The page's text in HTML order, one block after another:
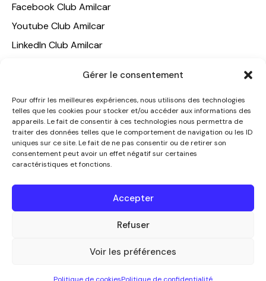
Gérer le consentement
Pour offrir les meilleures expériences, nous utilisons des technologies
telles que les cookies pour stocker et/ou accéder aux informations des
appareils. Le fait de consentir à ces technologies nous permettra de
traiter des données telles que le comportement de navigation ou les ID
uniques sur ce site. Le fait de ne pas consentir ou de retirer son
consentement peut avoir un effet négatif sur certaines
caractéristiques et fonctions.
Accepter
Refuser
Voir les préférences
Facebook Club Amilcar
Youtube Club Amilcar
LinkedIn Club Amilcar
NOTRE GROUPE
ACCUEIL
AMILCAR TRAVEL CLUB
CLUB AMILCAR, Club d'affaires international
AGENCE MEDIANE
CONTACT
+33 7 49 60 92 02
CLUB AMILCAR by AMILCAR MAGAZINE GROUP© 2013-